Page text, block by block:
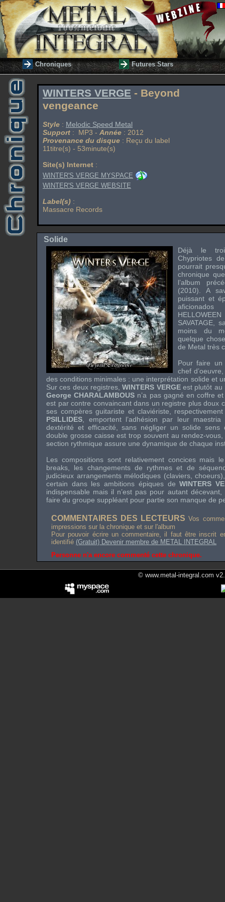
Chroniques Futures Stars
WINTERS VERGE - Beyond
vengeance
Style : Melodic Speed Metal
Support : MP3 - Année : 2012
Provenance du disque : Reçu du label
11titre(s) - 53minute(s)
Site(s) Internet :
WINTER'S VERGE MYSPACE
WINTER'S VERGE WEBSITE
Label(s) :
Massacre Records
Solide
Déjà le
Chypriotes
pourrait
chronique
l’album
(2010). A
puissant et
SAVATAGE ,
moins du
quelque
de Metal très
Pour faire un
chef
des conditions minimales : une interprétation solide et
Sur ces deux registres,WINTERS VERGEest plutôt au
George CHARALAMBOUS n’a pas gagné en coffre
est par contre convaincant dans un registre plus doux
ses compères guitariste et claviériste,
PSILLIDES , emportent l’adhésion par leur
dextérité et efficacité, sans négliger un solide
double grosse caisse est trop souvent au rendez-
section rythmique assure une dynamique de chaque
Les compositions sont relativement concices mais
breaks , les changements de rythmes et de
judicieux arrangements mélodiques (claviers,
certain dans les ambitions épiques deWINTERS
indispensable mais il n’est pas pour autant décevant,
faire du groupe suppléant pour partie son manque de
COMMENTAIRES DES LECTEURS Vos
impressions sur la chronique et sur l'album
Pour pouvoir écrire un commentaire, il faut être inscrit
identifié (Gratuit) Devenir membre de METAL INTEGRAL
Personne n'a encore commenté cette chronique.
© www.metal-integral.com